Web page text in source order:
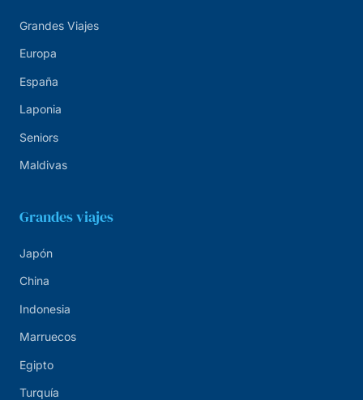
Grandes Viajes
Europa
España
Laponia
Seniors
Maldivas
Grandes viajes
Japón
China
Indonesia
Marruecos
Egipto
Turquía